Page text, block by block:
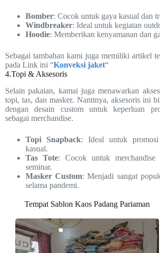
Bomber: Cocok untuk gaya kasual dan
Windbreaker: Ideal untuk kegiatan
Hoodie: Memberikan kenyamanan dan
Sebagai tambahan kami juga memiliki artikel
pada Link ini “Konveksi jaket“
4.Topi & Aksesoris
Selain pakaian, kamai juga menawarkan
topi, tas, dan masker. Nantinya, aksesoris ini
dengan desain custom untuk keperluan
sebagai merchandise.
Topi Snapback: Ideal untuk
kasual.
Tas Tote: Cocok untuk merchandise
seminar.
Masker Custom: Menjadi sangat
selama pandemi.
Tempat Sablon Kaos Padang Pariaman